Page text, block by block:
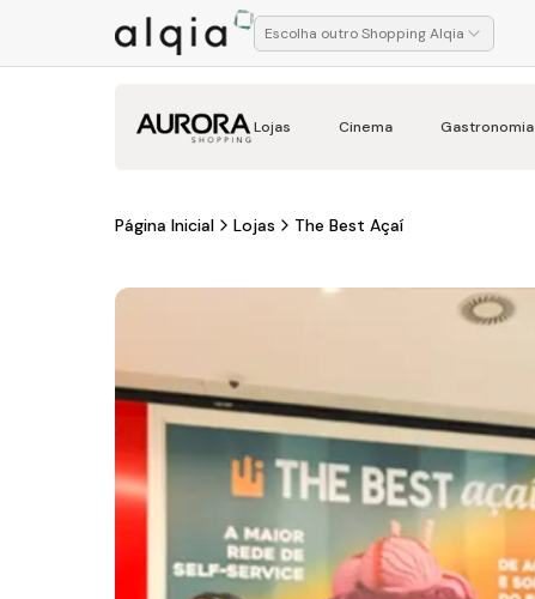
Escolha outro Shopping Alqia
Lojas Cinema Gastronomia
Página Inicial Lojas The Best Açaí